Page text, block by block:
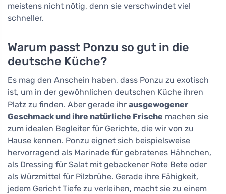
meistens nicht nötig, denn sie verschwindet viel
schneller.
Warum passt Ponzu so gut in die
deutsche Küche?
Es mag den Anschein haben, dass Ponzu zu exotisch
ist, um in der gewöhnlichen deutschen Küche ihren
Platz zu finden. Aber gerade ihr ausgewogener
Geschmack und ihre natürliche Frische machen sie
zum idealen Begleiter für Gerichte, die wir von zu
Hause kennen. Ponzu eignet sich beispielsweise
hervorragend als Marinade für gebratenes Hähnchen,
als Dressing für Salat mit gebackener Rote Bete oder
als Würzmittel für Pilzbrühe. Gerade ihre Fähigkeit,
jedem Gericht Tiefe zu verleihen, macht sie zu einem